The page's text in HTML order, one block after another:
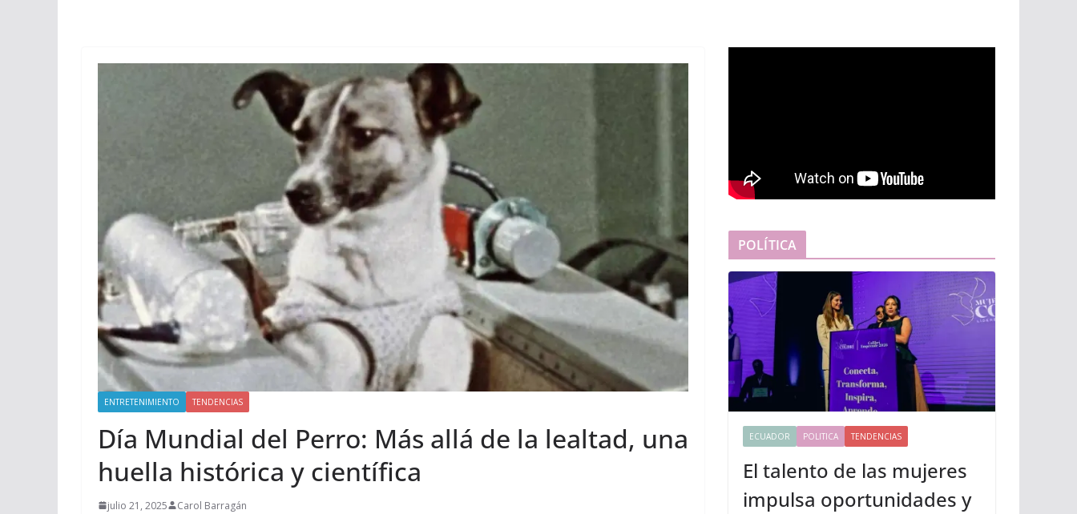
ENTRETENIMIENTO TENDENCIAS
Día Mundial del Perro: Más allá de la lealtad, una
huella histórica y científica
julio 21, 2025 Carol Barragán
POLÍTICA
ECUADOR POLITICA TENDENCIAS
El talento de las mujeres
impulsa oportunidades y